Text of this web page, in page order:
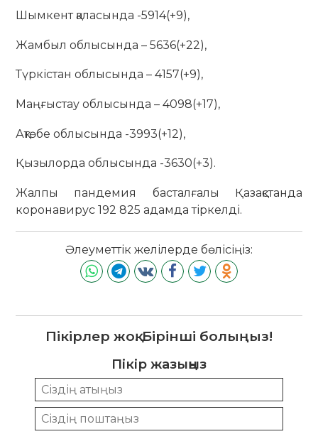
Шымкент қаласында -5914(+9),
Жамбыл облысында – 5636(+22),
Түркістан облысында – 4157(+9),
Маңғыстау облысында – 4098(+17),
Ақтөбе облысында -3993(+12),
Қызылорда облысында -3630(+3).
Жалпы пандемия басталғалы Қазақстанда
коронавирус 192 825 адамда тіркелді.
Әлеуметтік желілерде бөлісіңіз:
Пікірлер жоқ. Бірінші болыңыз!
Пікір жазыңыз